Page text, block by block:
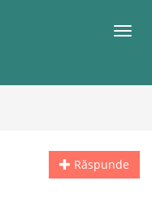
Răspunde